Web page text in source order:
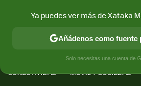
CONECTIVIDAD MÓVIL Y SOCIEDAD
Ya puedes ver más de Xataka
Añádenos como fuente
Solo necesitas una cuenta de